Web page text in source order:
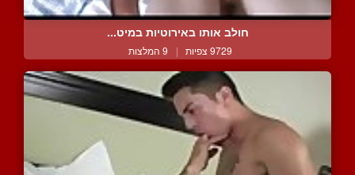
חולב אותו באירוטיות במיט...
9729 צפיות | 9 המלצות